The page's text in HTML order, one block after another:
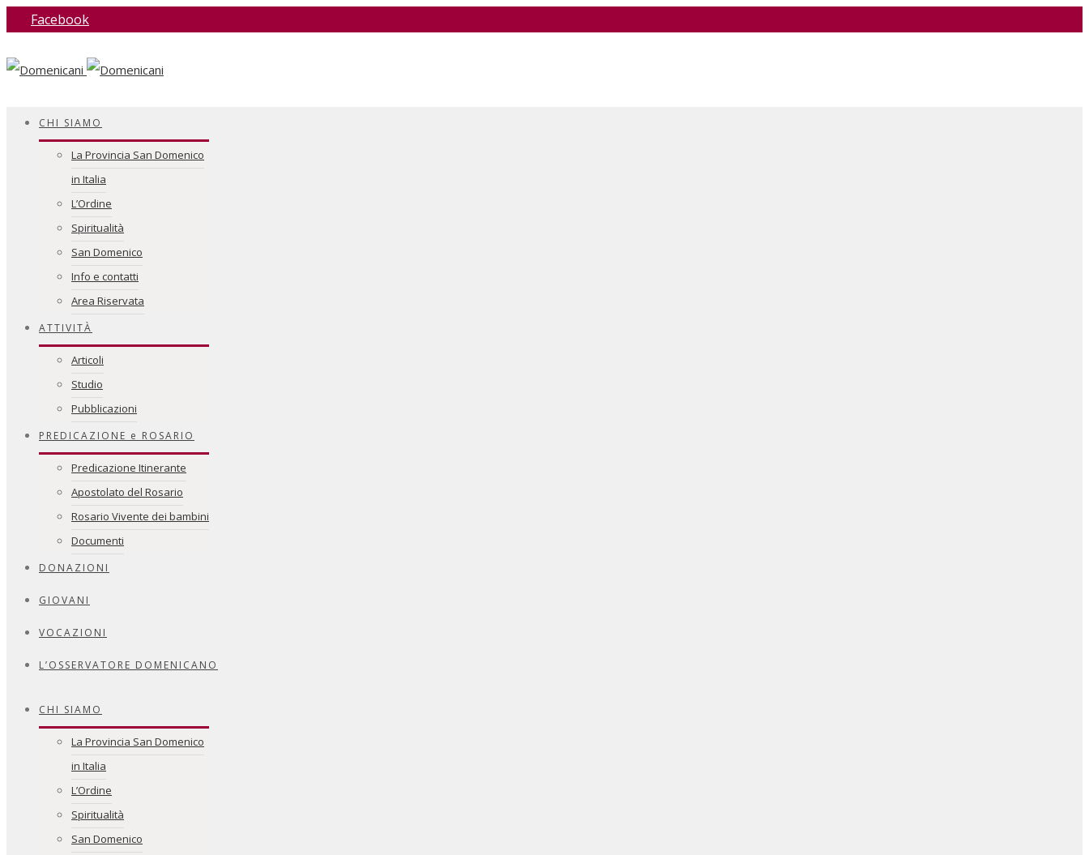
Facebook
CHI SIAMO
La Provincia San Domenico
in Italia
L’Ordine
Spiritualità
San Domenico
Info e contatti
Area Riservata
ATTIVITÀ
Articoli
Studio
Pubblicazioni
PREDICAZIONE e ROSARIO
Predicazione Itinerante
Apostolato del Rosario
Rosario Vivente dei bambini
Documenti
DONAZIONI
GIOVANI
VOCAZIONI
L’OSSERVATORE DOMENICANO
CHI SIAMO
La Provincia San Domenico
in Italia
L’Ordine
Spiritualità
San Domenico